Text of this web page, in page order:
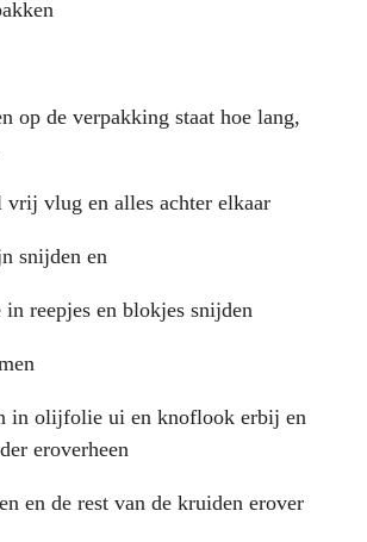
op de verpakking staat hoe lang,
vrij vlug en alles achter elkaar
snijden en
in reepjes en blokjes snijden
in olijfolie ui en knoflook erbij en
eroverheen
en de rest van de kruiden erover